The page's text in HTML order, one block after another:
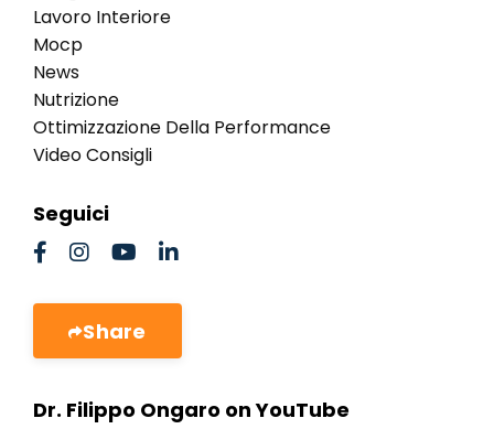
Lavoro Interiore
Mocp
News
Nutrizione
Ottimizzazione Della Performance
Video Consigli
Seguici
Share
Dr. Filippo Ongaro on YouTube